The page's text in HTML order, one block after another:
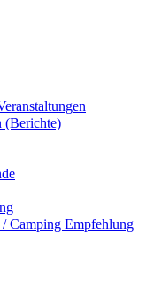
(Berichte)
Camping Empfehlung